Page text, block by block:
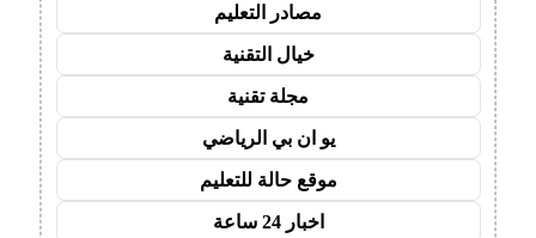
مصادر التعليم
خيال التقنية
مجلة تقنية
يو ان بي الرياضي
موقع حالة للتعليم
اخبار 24 ساعة